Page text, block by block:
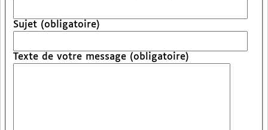
Sujet (obligatoire)
Texte de votre message (obligatoire)